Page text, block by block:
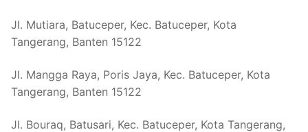
Jl. Mutiara, Batuceper, Kec. Batuceper, Kota
Tangerang, Banten 15122
Jl. Mangga Raya, Poris Jaya, Kec. Batuceper, Kota
Tangerang, Banten 15122
Jl. Bouraq, Batusari, Kec. Batuceper, Kota Tangerang,